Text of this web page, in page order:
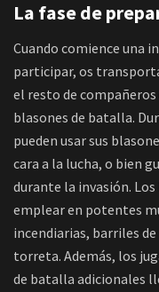
La fase de
Cuando comience una
participar, os
el resto de compañeros
blasones de batalla.
pueden usar sus
cara a la lucha, o bien
durante la invasión.
emplear en potentes
incendiarias, barriles
torreta. Además, los
de batalla adicionales